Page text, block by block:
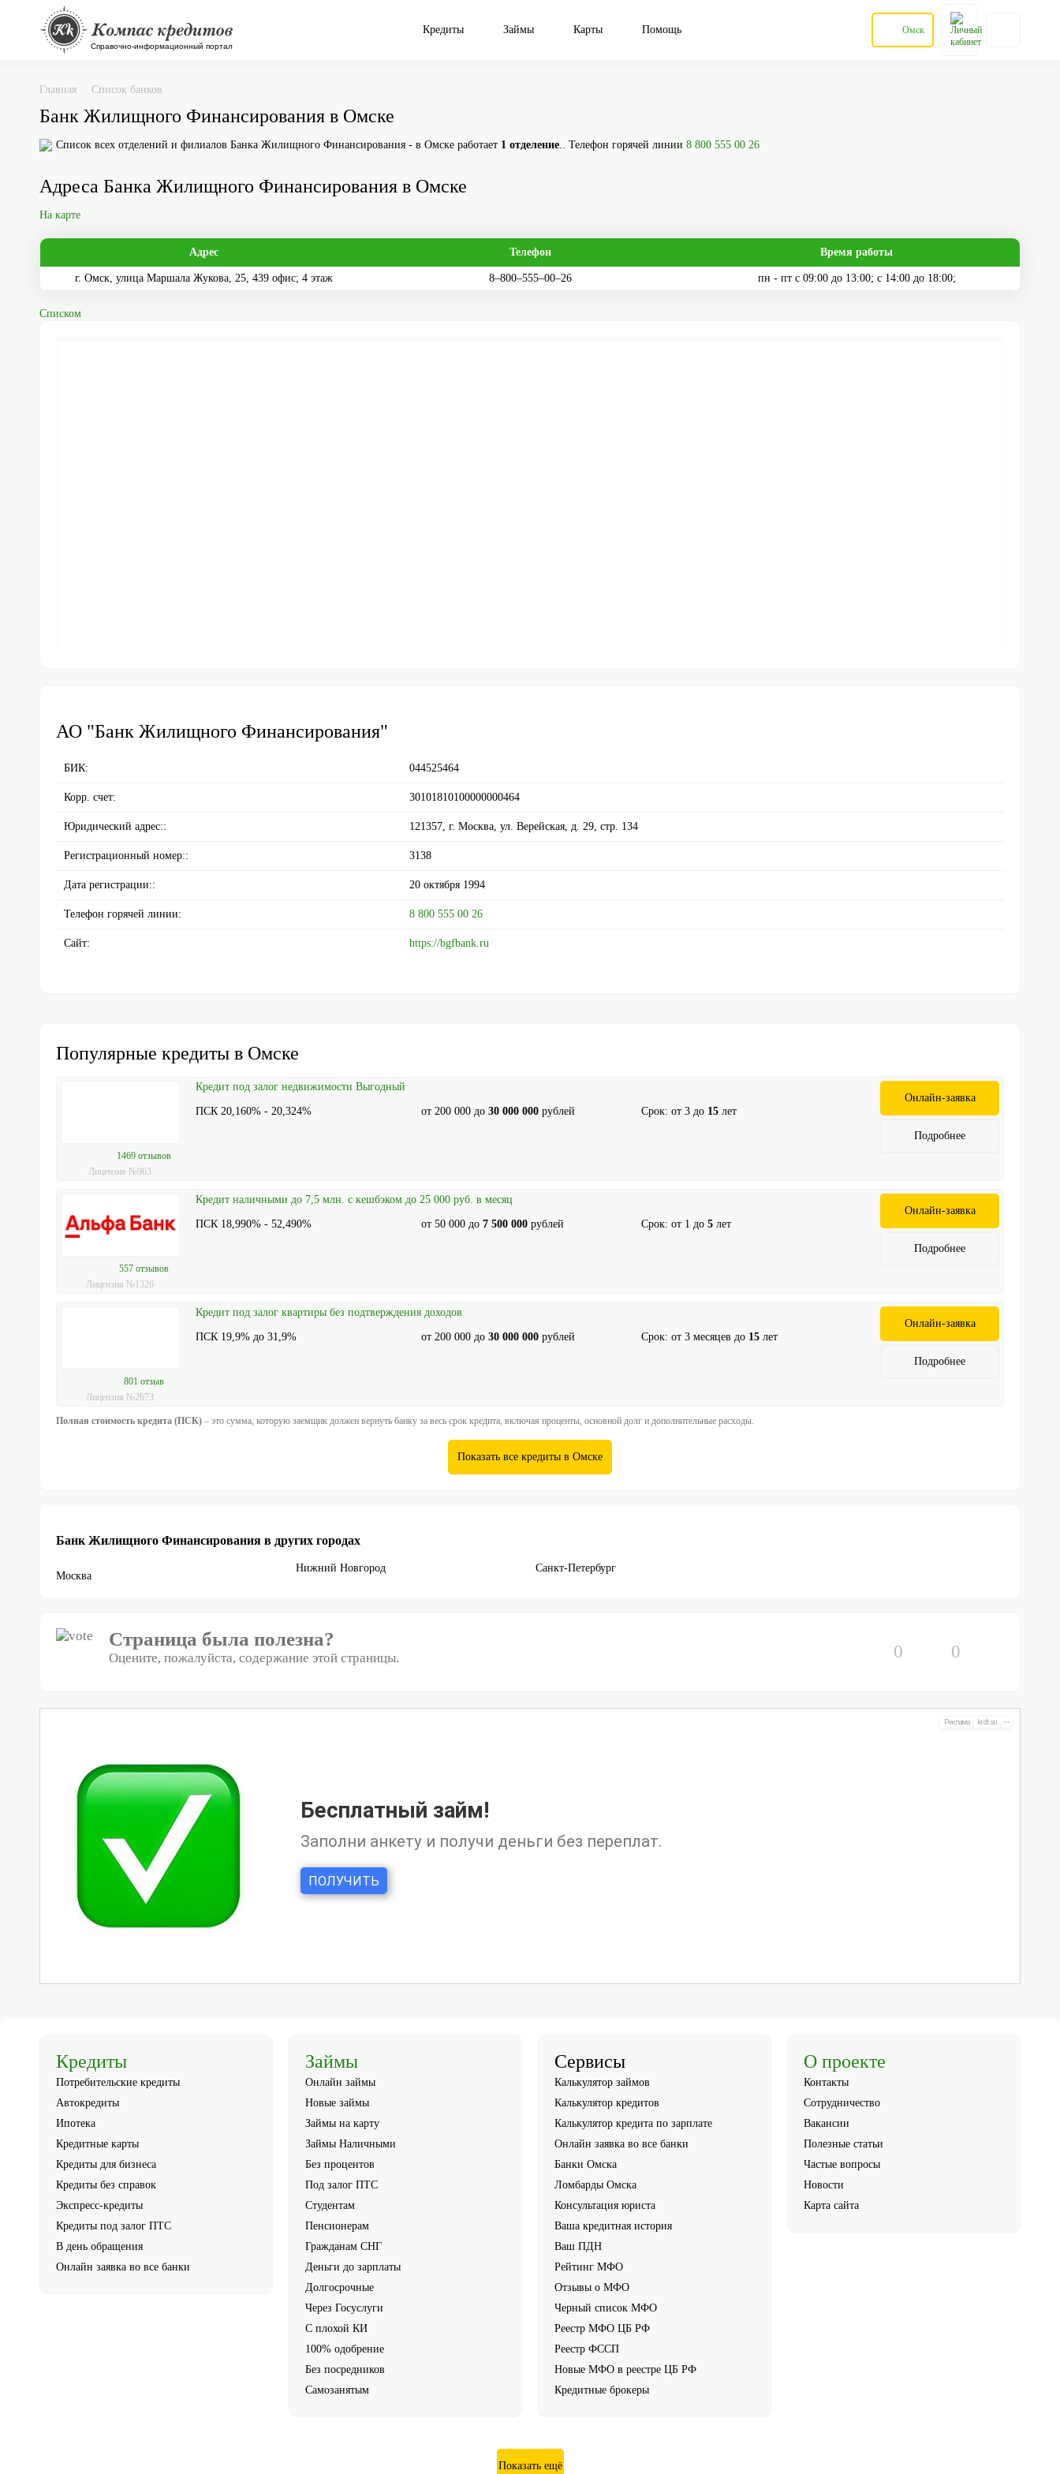
Кредиты Займы Карты Помощь Омск
Главная Список банков
Банк Жилищного Финансирования в Омске
Список всех отделений и филиалов Банка Жилищного Финансирования - в Омске работает 1 отделение.. Телефон горячей линии 8 800 555 00 26
Адреса Банка Жилищного Финансирования в Омске
На карте
Адрес Телефон Время работы
г. Омск, улица Маршала Жукова, 25, 439 офис; 4 этаж 8‒800‒555‒00‒26 пн - пт с 09:00 до 13:00; с 14:00 до 18:00;
Списком
АО "Банк Жилищного Финансирования"
БИК: 044525464
Корр. счет: 30101810100000000464
Юридический адрес:: 121357, г. Москва, ул. Верейская, д. 29, стр. 134
Регистрационный номер:: 3138
Дата регистрации:: 20 октября 1994
Телефон горячей линии: 8 800 555 00 26
Сайт: https://bgfbank.ru
Популярные кредиты в Омске
1469 отзывов
Лицензия №963
Кредит под залог недвижимости Выгодный
ПСК 20,160% - 20,324% от200 000 до30 000 000 рублей Срок: от 3до 15лет
Онлайн-заявка
Подробнее
557 отзывов
Лицензия №1326
Кредит наличными до 7,5 млн. с кешбэком до 25 000 руб. в месяц
ПСК 18,990% - 52,490% от50 000 до7 500 000 рублей Срок: от 1 до 5лет
Онлайн-заявка
Подробнее
801 отзыв
Лицензия №2673
Кредит под залог квартиры без подтверждения доходов
ПСК 19,9% до 31,9% от200 000 до30 000 000 рублей Срок: от 3месяцев до 15лет
Онлайн-заявка
Подробнее
Полная стоимость кредита (ПСК) – это сумма, которую заемщик должен вернуть банку за весь срок кредита, включая проценты, основной долг и дополнительные расходы.
Показать все кредиты в Омске
Банк Жилищного Финансирования в других городах
Москва
Нижний Новгород Санкт-Петербург
Страница была полезна?
Оцените, пожалуйста, содержание этой страницы. 0 0
Кредиты
Потребительские кредиты
Автокредиты
Ипотека
Кредитные карты
Кредиты для бизнеса
Кредиты без справок
Экспресс-кредиты
Кредиты под залог ПТС
В день обращения
Онлайн заявка во все банки
Займы
Онлайн займы
Новые займы
Займы на карту
Займы Наличными
Без процентов
Под залог ПТС
Студентам
Пенсионерам
Гражданам СНГ
Деньги до зарплаты
Долгосрочные
Через Госуслуги
С плохой КИ
100% одобрение
Без посредников
Самозанятым
Сервисы
Калькулятор займов
Калькулятор кредитов
Калькулятор кредита по зарплате
Онлайн заявка во все банки
Банки Омска
Ломбарды Омска
Консультация юриста
Ваша кредитная история
Ваш ПДН
Рейтинг МФО
Отзывы о МФО
Черный список МФО
Реестр МФО ЦБ РФ
Реестр ФССП
Новые МФО в реестре ЦБ РФ
Кредитные брокеры
О проекте
Контакты
Сотрудничество
Вакансии
Полезные статьи
Частые вопросы
Новости
Карта сайта
Показать ещё